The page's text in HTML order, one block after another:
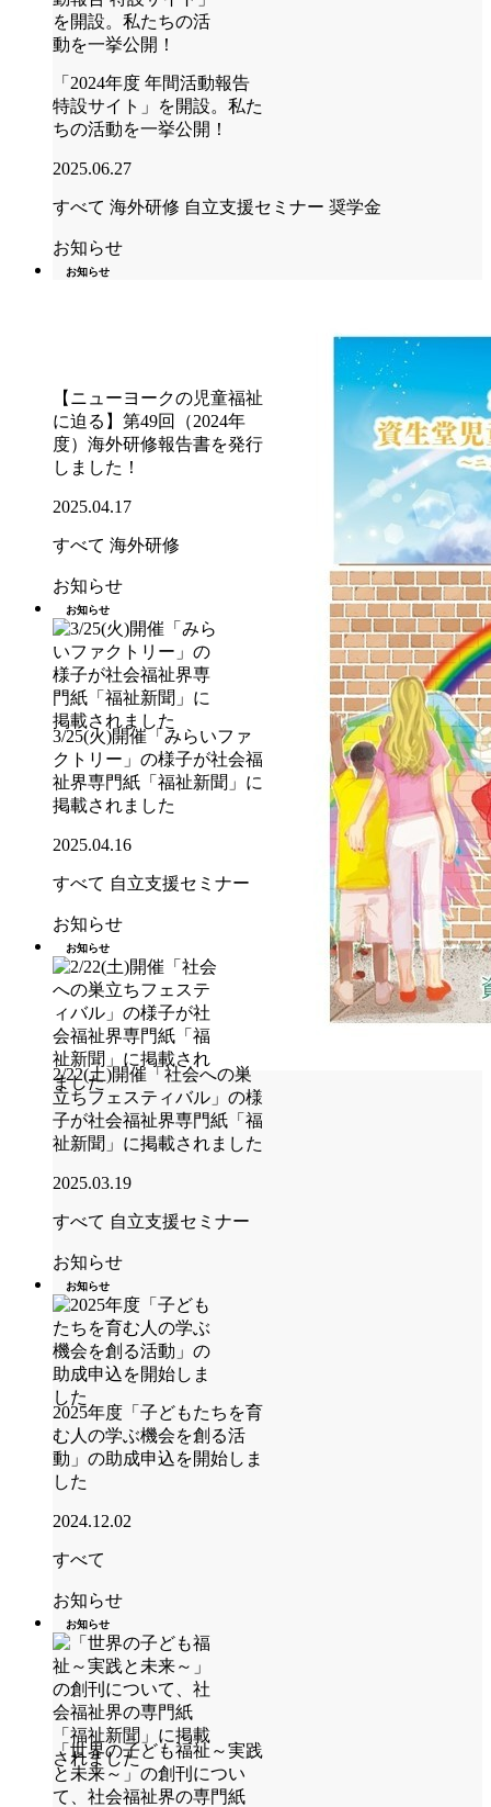
「2024年度 年間活動報告
特設サイト」を開設。私た
ちの活動を一挙公開！
2025.06.27
すべて 海外研修 自立支援セミナー 奨学金
お知らせ
お知らせ
【ニューヨークの児童福祉
に迫る】第49回（2024年
度）海外研修報告書を発行
しました！
2025.04.17
すべて 海外研修
お知らせ
お知らせ
3/25(火)開催「みらいファ
クトリー」の様子が社会福
祉界専門紙「福祉新聞」に
掲載されました
2025.04.16
すべて 自立支援セミナー
お知らせ
お知らせ
2/22(土)開催「社会への巣
立ちフェスティバル」の様
子が社会福祉界専門紙「福
祉新聞」に掲載されました
2025.03.19
すべて 自立支援セミナー
お知らせ
お知らせ
2025年度「子どもたちを育
む人の学ぶ機会を創る活
動」の助成申込を開始しま
した
2024.12.02
すべて
お知らせ
お知らせ
「世界の子ども福祉～実践
と未来～」の創刊につい
て、社会福祉界の専門紙